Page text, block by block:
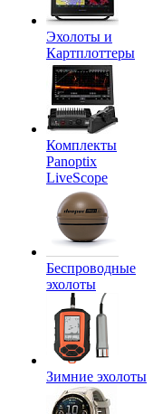
Эхолоты и
Картплоттеры
Комплекты
Panoptix
LiveScope
Беспроводные
эхолоты
Зимние эхолоты